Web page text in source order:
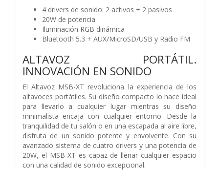
4 drivers de sonido: 2 activos + 2 pasivos
20W de potencia
Iluminación RGB dinámica
Bluetooth 5.3 + AUX/MicroSD/USB y Radio FM
ALTAVOZ PORTÁTIL.
INNOVACIÓN EN SONIDO
El Altavoz MSB-XT revoluciona la experiencia de los
altavoces portátiles. Su diseño compacto lo hace ideal
para llevarlo a cualquier lugar mientras su diseño
minimalista encaja con cualquier entorno. Desde la
tranquilidad de tu salón o en una escapada al aire libre,
disfruta de un sonido potente y envolvente. Con su
avanzado sistema de cuatro drivers y una potencia de
20W, el MSB-XT es capaz de llenar cualquier espacio
con una calidad de sonido excepcional.